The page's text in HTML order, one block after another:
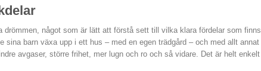
drömmen, något som är lätt att förstå sett till vilka klara fördelar som finns
sina barn växa upp i ett hus – med en egen trädgård – och med allt annat
avgaser, större frihet, mer lugn och ro och så vidare. Det är helt enkelt